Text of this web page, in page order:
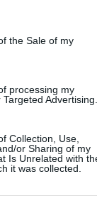
Google and its
specified purposes
the Sale of my
processing my
Advertising.
Collection, Use,
or Sharing of my
Is Unrelated with
it was collected.
31χρονος
για την
του Βαγγέλη
βίντεο της
μαέστρου σε
«Σιγά-σιγά
έλεγαν από τη